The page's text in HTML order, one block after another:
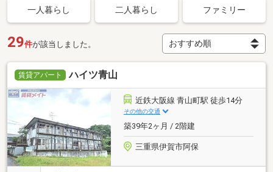
一人暮らし 二人暮らし ファミリー
29件が該当しました。
賃貸アパート ハイツ青山
近鉄大阪線 青山町駅 徒歩14分
その他の交通
築39年2ヶ月 / 2階建
三重県伊賀市阿保